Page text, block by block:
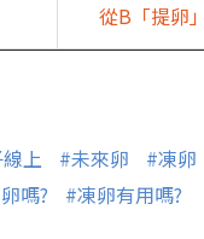
從B「提卵
上 #未來卵 #凍卵
嗎? #凍卵有用嗎?